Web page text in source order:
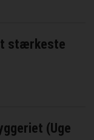
stærkeste
(Uge